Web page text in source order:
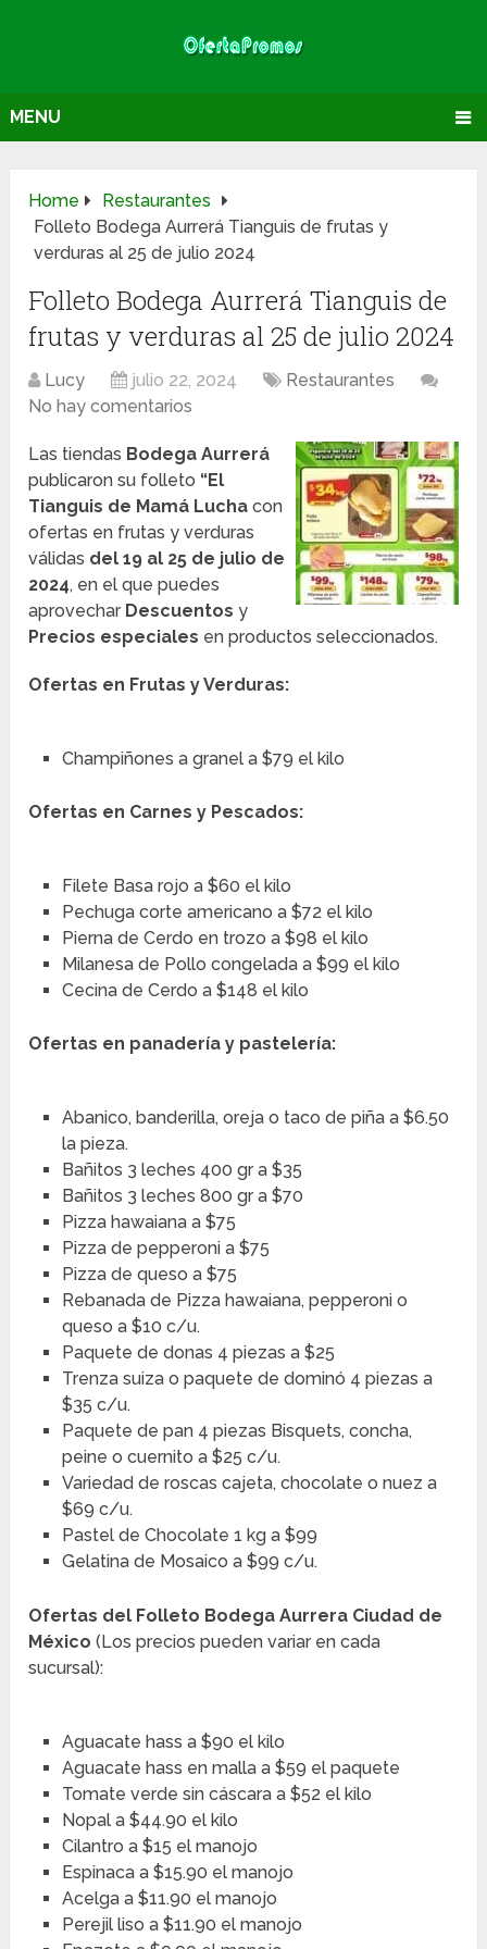
MENU
Home
Restaurantes
Folleto Bodega Aurrerá Tianguis de frutas y
verduras al 25 de julio 2024
Folleto Bodega Aurrerá Tianguis de
frutas y verduras al 25 de julio 2024
Lucy julio 22, 2024
Restaurantes
No hay comentarios
Las tiendas Bodega Aurrerá
publicaron su folleto “El
Tianguis de Mamá Lucha con
ofertas en frutas y verduras
válidas del 19 al 25 de julio de
2024, en el que puedes
aprovechar Descuentosy
Precios especiales en productos seleccionados.
Ofertas en Frutas y Verduras:
Champiñones a granel a $79 el kilo
Ofertas en Carnes y Pescados:
Filete Basa rojo a $60 el kilo
Pechuga corte americano a $72 el kilo
Pierna de Cerdo en trozo a $98 el kilo
Milanesa de Pollo congelada a $99 el kilo
Cecina de Cerdo a $148 el kilo
Ofertas en panadería y pastelería:
Abanico, banderilla, oreja o taco de piña a $6.50
la pieza.
Bañitos 3 leches 400 gr a $35
Bañitos 3 leches 800 gr a $70
Pizza hawaiana a $75
Pizza de pepperoni a $75
Pizza de queso a $75
Rebanada de Pizza hawaiana, pepperoni o
queso a $10 c/u.
Paquete de donas 4 piezas a $25
Trenza suiza o paquete de dominó 4 piezas a
$35 c/u.
Paquete de pan 4 piezas Bisquets, concha,
peine o cuernito a $25 c/u.
Variedad de roscas cajeta, chocolate o nuez a
$69 c/u.
Pastel de Chocolate 1 kg a $99
Gelatina de Mosaico a $99 c/u.
Ofertas del Folleto Bodega Aurrera Ciudad de
México (Los precios pueden variar en cada
sucursal):
Aguacate hass a $90 el kilo
Aguacate hass en malla a $59 el paquete
Tomate verde sin cáscara a $52 el kilo
Nopal a $44.90 el kilo
Cilantro a $15 el manojo
Espinaca a $15.90 el manojo
Acelga a $11.90 el manojo
Perejil liso a $11.90 el manojo